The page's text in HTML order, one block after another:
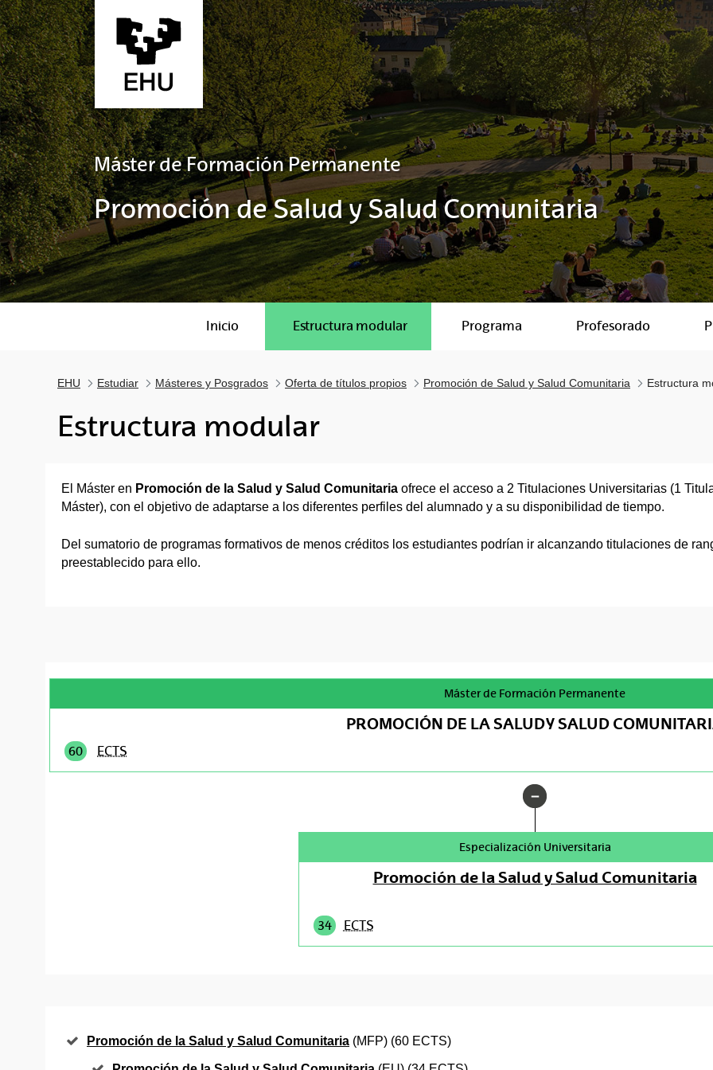
Saltar al contenido principal
Máster de Formación Permanente
Promoción de Salud y Salud Comunitaria
Inicio Estructura modular Programa Profesorado
EHU Estudiar Másteres y Posgrados Oferta de títulos propios Promoción de Salud y Salud Comunitaria Estructura
Estructura modular
El Máster en Promoción de la Salud y Salud Comunitaria ofrece el acceso a 2 Titulaciones Universitarias (1
Máster), con el objetivo de adaptarse a los diferentes perfiles del alumnado y a su disponibilidad de tiempo.
Del sumatorio de programas formativos de menos créditos los estudiantes podrían ir alcanzando titulaciones de
preestablecido para ello.
Máster de Formación Permanente
PROMOCIÓN DE LA SALUD Y SALUD
60 ECTS
Especialización Universitaria
Promoción de la Salud y Salud Comunitaria
34 ECTS
Promoción de la Salud y Salud Comunitaria (MFP) (60 ECTS)